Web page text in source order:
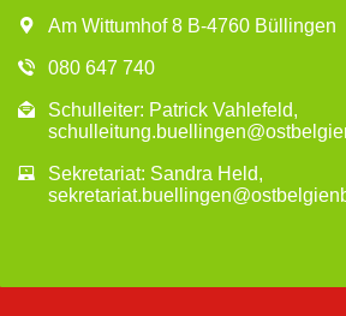
Am Wittumhof 8 B-4760 Büllingen
080 647 740
Schulleiter: Patrick Vahlefeld,
Sekretariat: Sandra Held,